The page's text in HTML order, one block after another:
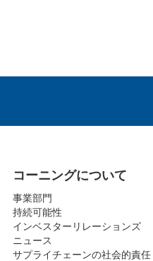
コーニングについて
事業部門
持続可能性
インベスターリレーションズ
ニュース
サプライチェーンの社会的責任